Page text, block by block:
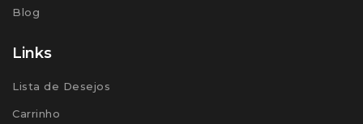
Blog
Links
Lista de Desejos
Carrinho